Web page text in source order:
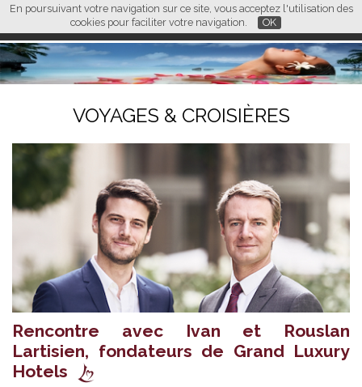
En poursuivant votre navigation sur ce site, vous acceptez l'utilisation des
cookies pour faciliter votre navigation.
OK
FR EN CN
L M
VOYAGES & CROISIÈRES
Rencontre avec Ivan et Rouslan
Lartisien, fondateurs de Grand Luxury
Hotels